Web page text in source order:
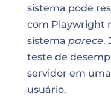
sistema pode
com Playwright
sistema parece.
teste de
servidor em
usuário.